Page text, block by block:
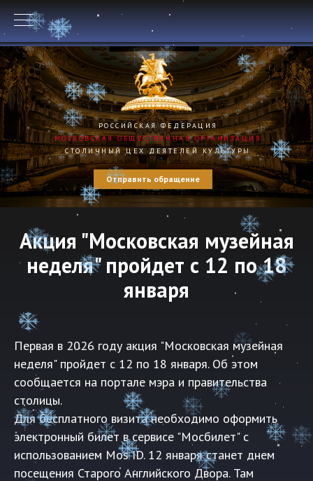
Отправить обращение
РОССИЙСКАЯ ФЕДЕРАЦИЯ
МОСКОВСКАЯ ОБЩЕСТВЕННАЯ ОРГАНИЗАЦИЯ
СТОЛИЧНЫЙ ЦЕХ ДЕЯТЕЛЕЙ КУЛЬТУРЫ
Акция "Московская музейная
неделя" пройдет с 12 по 18
января
Первая в 2026 году акция "Московская музейная
неделя" пройдет с 12 по 18 января. Об этом
сообщается на портале мэра и правительства
столицы.
Для бесплатного визита необходимо оформить
электронный билет в сервисе "Мосбилет"с
использованием Mos ID. 12 января станет днем
посещения Старого Английского Двора. Там